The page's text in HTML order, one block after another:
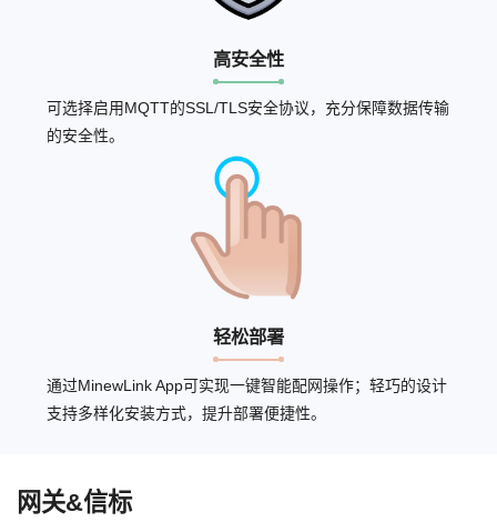
高安全性
可选择启用MQTT的SSL/TLS安全协议，充分保障数据传输
的安全性。
轻松部署
通过MinewLink App可实现一键智能配网操作；轻巧的设计
支持多样化安装方式，提升部署便捷性。
网关&信标